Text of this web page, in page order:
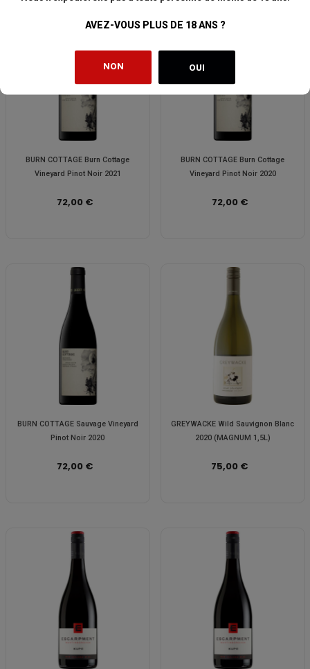
AVEZ-VOUS PLUS DE 18 ANS ?
NON OUI
BURN COTTAGE Burn Cottage
Vineyard Pinot Noir 2021
72,00 €
BURN COTTAGE Burn Cottage
Vineyard Pinot Noir 2020
72,00 €
BURN COTTAGE Sauvage Vineyard
Pinot Noir 2020
72,00 €
GREYWACKE Wild Sauvignon Blanc
2020 (MAGNUM 1,5L)
75,00 €